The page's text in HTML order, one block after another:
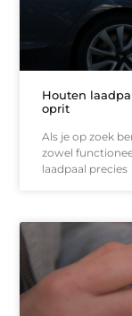
Houten
oprit
Als je op zoek
zowel
laadpaal precies